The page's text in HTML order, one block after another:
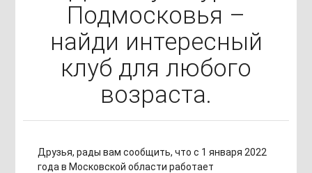
Подмосковья –
найди интересный
клуб для любого
возраста.
Друзья, рады вам сообщить, что с 1 января 2022
года в Московской области работает